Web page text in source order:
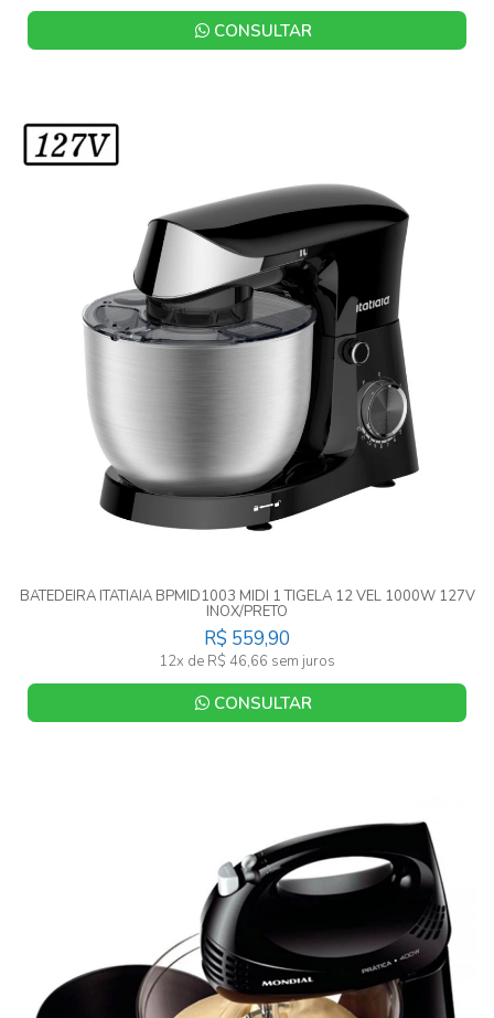
CONSULTAR
BATEDEIRA ITATIAIA BPMID1003 MIDI 1 TIGELA 12 VEL 1000W 127V
INOX/PRETO
R$ 559,90
12x de R$ 46,66 sem juros
CONSULTAR